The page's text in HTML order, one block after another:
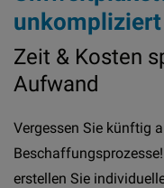
Zeit & Kosten
Aufwand
Vergessen Sie künftig
erstellen Sie